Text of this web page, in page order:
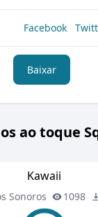
Facebook
Baixar
ao toque
Kawaii
Sonoros 1098